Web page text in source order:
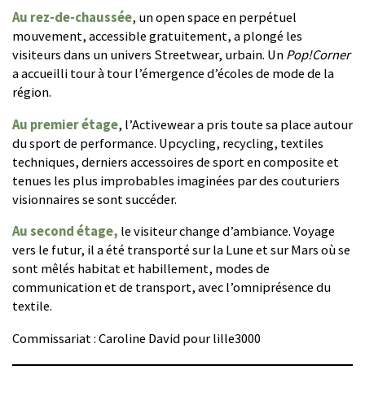
Au rez-de-chaussée, un open space en perpétuel
mouvement, accessible gratuitement, a plongé les
visiteurs dans un univers Streetwear, urbain. UnPop!Corner
a accueilli tour à tour l’émergence d’écoles de mode de la
région.
Au premier étage, l’Activewear a pris toute sa place autour
du sport de performance. Upcycling, recycling, textiles
techniques, derniers accessoires de sport en composite et
tenues les plus improbables imaginées par des couturiers
visionnaires se sont succéder.
Au second étage, le visiteur change d’ambiance. Voyage
vers le futur, il a été transporté sur la Lune et sur Mars où se
sont mêlés habitat et habillement, modes de
communication et de transport, avec l’omniprésence du
textile.
Commissariat : Caroline David pour lille3000